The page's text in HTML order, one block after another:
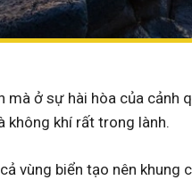
ở sự hài hòa của cảnh
không khí rất trong lành.
vùng biển tạo nên khung